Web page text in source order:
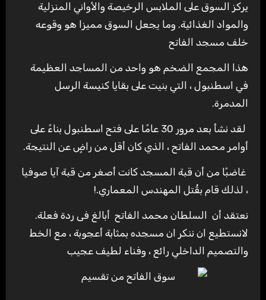
يركز السوق على الملابس الرخيصة والأواني المنزلية
والمواد الغذائية. وما يجعل السوق مميزا هو وقوعه
خلف مسجد الفاتح
هذا المجمع الضخم هو واحد من المساجد العظيمة
في اسطنبول ، التي بنيت على بقايا كنيسة الرسل
المدمرة.
لقد نشأ بعد مرور 30 ​​عامًا على فتح اسطنبول بناءً على
أوامر محمد الفاتح ، الذي كان أقل من راضٍ عن النتيجة.
غاضبًا من أن قبة المسجد كانت أصغر من قبة آيا صوفيا
، لذلك قام بقُتل المهندس المعماري.!
نعتقد أن السلطان محمد الفاتح أبالغ فى ردة فعلة.
لانستطيع ان ننكر ان مسجده بمثابة أعجوبة ، مع الخط
والتصميم الداخلي رائع ، وفناء لطيف عجيب